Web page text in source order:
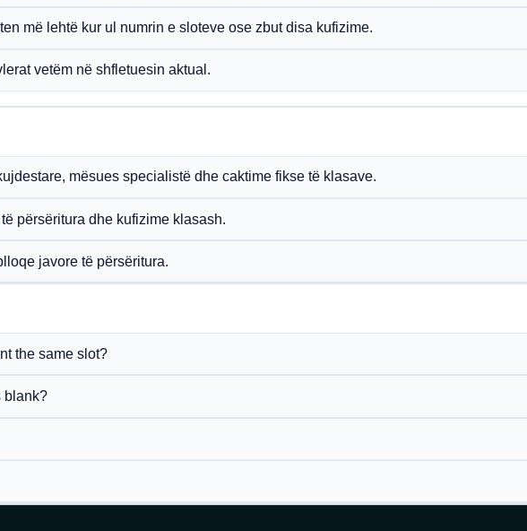
më lehtë kur ul numrin e sloteve ose zbut disa kufizime.
vetëm në shfletuesin aktual.
mësues specialistë dhe caktime fikse të klasave.
përsëritura dhe kufizime klasash.
javore të përsëritura.
the same slot?
blank?